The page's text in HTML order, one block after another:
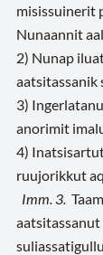
misissuinerit
Nunaannit
2) Nunap
aatsitassanik
3)
anorimit
4)
ruujorikkut
Imm. 3.